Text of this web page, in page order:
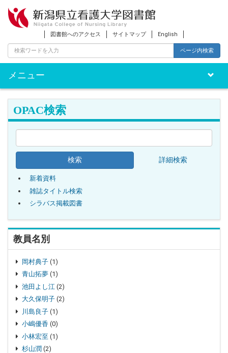
図書館へのアクセス サイトマップ English
ページ内検索
Toggle
メニュー
OPAC検索
詳細検索
新着資料
雑誌タイトル検索
シラバス掲載図書
教員名別
岡村典子(1)
青山拓夢(1)
池田よし江 (2)
大久保明子(2)
川島良子(1)
小嶋優香 (0)
小林宏至 (1)
杉山潤 (2)